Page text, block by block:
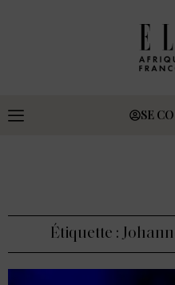
SE
Étiquette :